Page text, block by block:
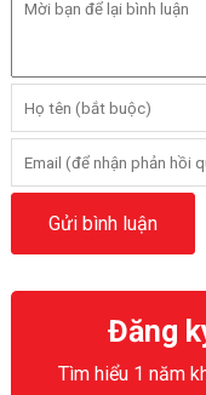
Đăng
Tìm hiểu 1 năm